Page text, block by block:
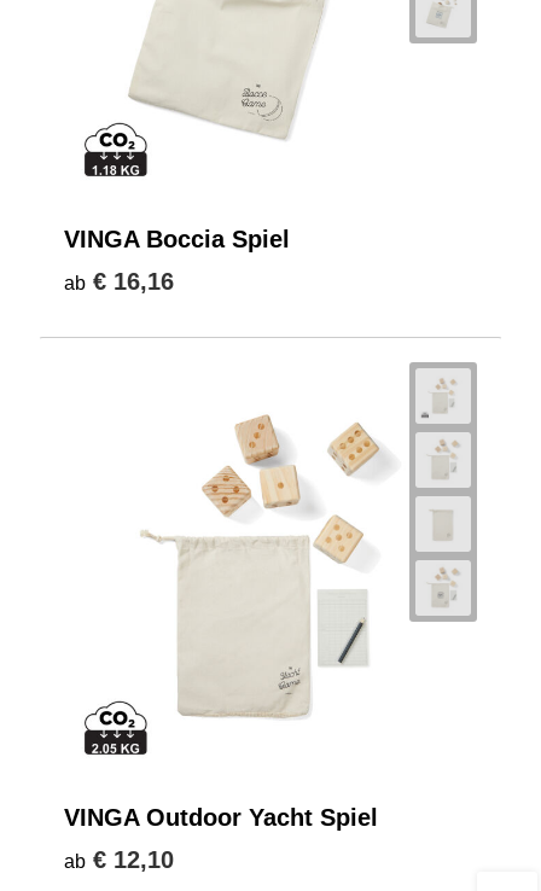
VINGA Boccia Spiel
ab € 16,16
VINGA Outdoor Yacht Spiel
ab € 12,10